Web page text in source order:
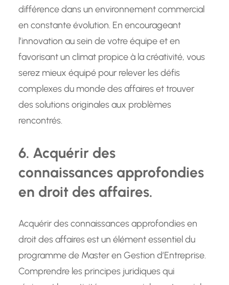
différence dans un environnement commercial
en constante évolution. En encourageant
l’innovation au sein de votre équipe et en
favorisant un climat propice à la créativité, vous
serez mieux équipé pour relever les défis
complexes du monde des affaires et trouver
des solutions originales aux problèmes
rencontrés.
6. Acquérir des
connaissances approfondies
en droit des affaires.
Acquérir des connaissances approfondies en
droit des affaires est un élément essentiel du
programme de Master en Gestion d’Entreprise.
Comprendre les principes juridiques qui